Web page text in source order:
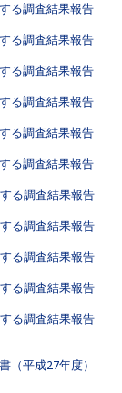
る調査結果報告
る調査結果報告
る調査結果報告
る調査結果報告
る調査結果報告
る調査結果報告
る調査結果報告
る調査結果報告
る調査結果報告
る調査結果報告
る調査結果報告
（平成27年度）